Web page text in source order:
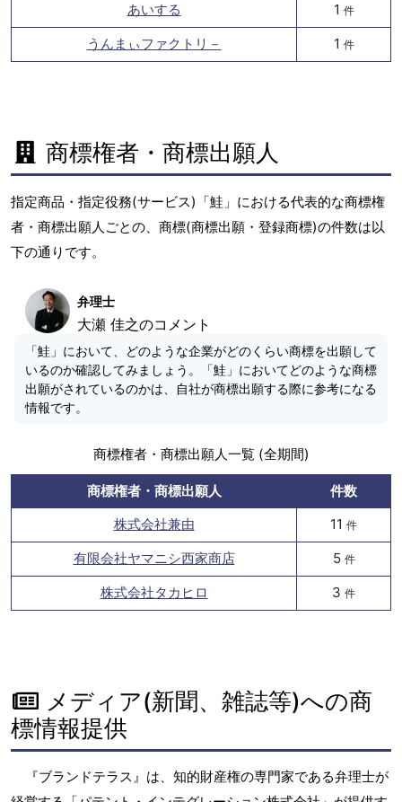
あいする 1 件
うんまぃファクトリ－ 1 件
商標権者・商標出願人
指定商品・指定役務(サービス)「鮭」における代表的な商標権
者・商標出願人ごとの、商標(商標出願・登録商標)の件数は以
下の通りです。
弁理士
大瀬 佳之のコメント
「鮭」において、どのような企業がどのくらい商標を出願して
いるのか確認してみましょう。「鮭」においてどのような商標
出願がされているのかは、自社が商標出願する際に参考になる
情報です。
商標権者・商標出願人一覧 (全期間)
商標権者・商標出願人
件数
株式会社兼由
11 件
有限会社ヤマニシ西家商店 5 件
株式会社タカヒロ 3 件
メディア(新聞、雑誌等)への商
標情報提供
『ブランドテラス』は、知的財産権の専門家である弁理士が